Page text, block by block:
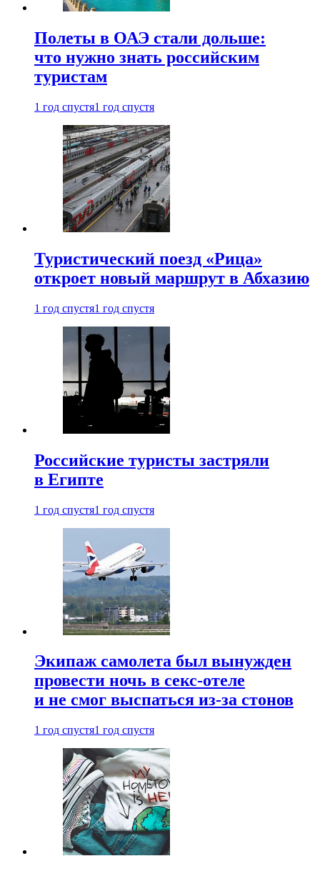
Полеты в ОАЭ стали дольше:
что нужно знать российским
туристам
1 год спустя1 год спустя
Туристический поезд «Рица»
откроет новый маршрут в Абхазию
1 год спустя1 год спустя
Российские туристы застряли
в Египте
1 год спустя1 год спустя
Экипаж самолета был вынужден
провести ночь в секс-отеле
и не смог выспаться из-за стонов
1 год спустя1 год спустя